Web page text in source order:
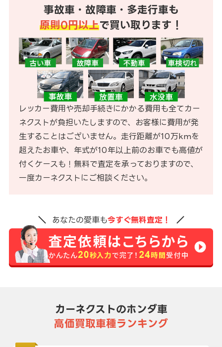
事故車・故障車・多走行車も
原則0円以上で買い取ります！
レッカー費用や売却手続きにかかる費用も全てカー
ネクストが負担いたしますので、お客様に費用が発
生することはございません。走行距離が10万kmを
超えたお車や、年式が10年以上前のお車でも高値が
付くケースも！無料で査定を承っておりますので、
一度カーネクストにご相談ください。
あなたの愛車も今すぐ無料査定！
カーネクストのホンダ車
高価買取車種ランキング